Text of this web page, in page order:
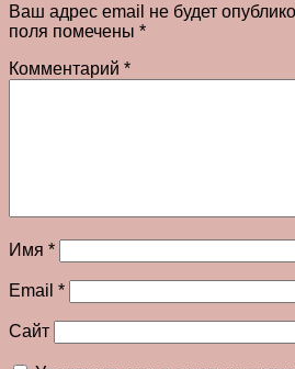
Ваш адрес email не будет
поля помечены *
Комментарий *
Имя *
Email *
Сайт